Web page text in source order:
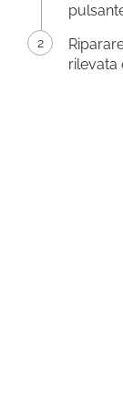
rilevata